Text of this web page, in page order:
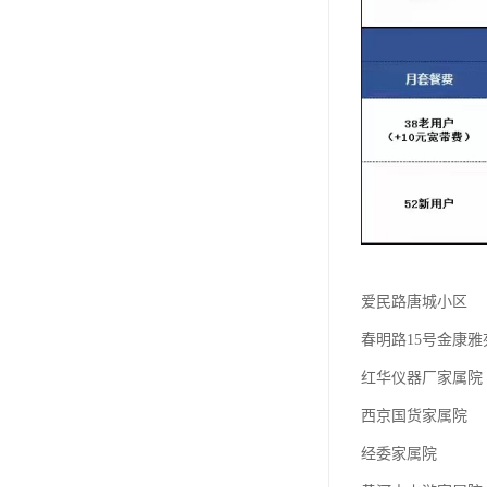
爱民路唐城小区
春明路15号金康雅
红华仪器厂家属院
西京国货家属院
经委家属院